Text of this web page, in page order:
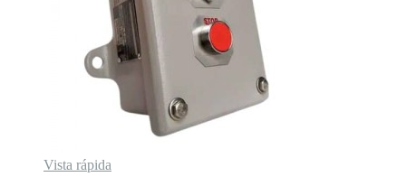
Vista rápida